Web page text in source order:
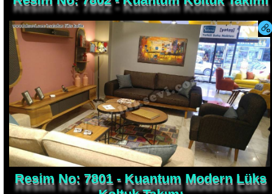
Resim No: 7801 - Kuantum Modern Lüks
Koltuk Takımı